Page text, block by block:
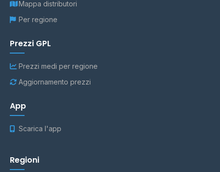
Mappa distributori
Per regione
Prezzi GPL
Prezzi medi per regione
Aggiornamento prezzi
App
Scarica l'app
Regioni